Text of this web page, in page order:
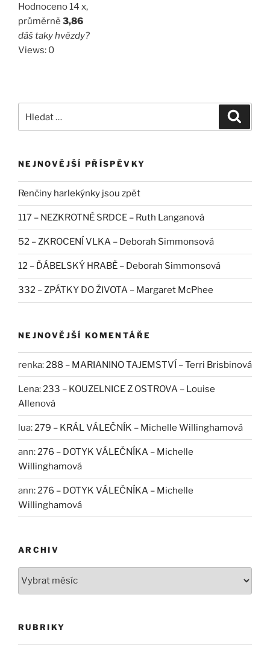
Hodnoceno 14 x,
průměrně 3,86
dáš taky hvězdy?
Views: 0
NEJNOVĚJŠÍ PŘÍSPĚVKY
Renčiny harlekýnky jsou zpět
117 – NEZKROTNÉ SRDCE – Ruth Langanová
52 – ZKROCENÍ VLKA – Deborah Simmonsová
12 – ĎÁBELSKÝ HRABĚ – Deborah Simmonsová
332 – ZPÁTKY DO ŽIVOTA – Margaret McPhee
NEJNOVĚJŠÍ KOMENTÁŘE
renka:288 – MARIANINO TAJEMSTVÍ – Terri Brisbinová
Lena:233 – KOUZELNICE Z OSTROVA – Louise
Allenová
lua:279 – KRÁL VÁLEČNÍK – Michelle Willinghamová
ann:276 – DOTYK VÁLEČNÍKA – Michelle
Willinghamová
ann:276 – DOTYK VÁLEČNÍKA – Michelle
Willinghamová
ARCHIV
RUBRIKY